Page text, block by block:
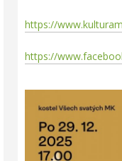
https://
https://